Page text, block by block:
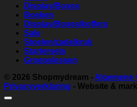
Display/Boxes
Boeken
Display/Boxes/koffers
Sale
Stoelen/zadelkruk
Startersets
Groepslessen
© 2026 Shopmydream - Algemene
Privacyverklaring - Website &